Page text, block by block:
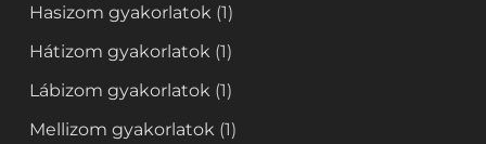
Hasizom gyakorlatok (1)
Hátizom gyakorlatok (1)
Lábizom gyakorlatok (1)
Mellizom gyakorlatok (1)